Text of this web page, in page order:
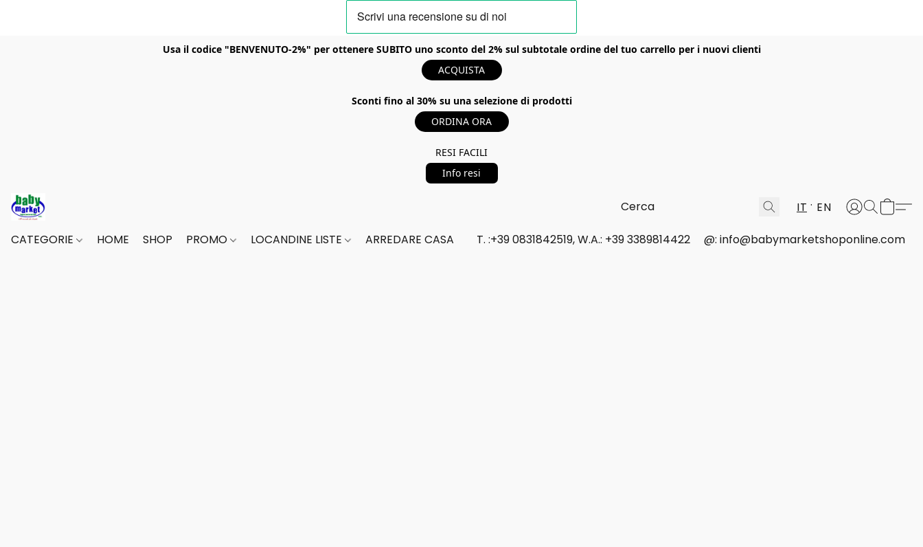
Usa il codice "BENVENUTO-2%" per ottenere SUBITO uno sconto del 2% sul subtotale ordine del tuo carrello per i nuovi clienti
ACQUISTA
Sconti fino al 30% su una selezione di prodotti
ORDINA ORA
RESI FACILI
Info resi
IT EN
CATEGORIE HOME SHOP PROMO LOCANDINE LISTE ARREDARE CASA T. :+39 0831842519, W.A.: +39 3389814422 @: info@babymarketshoponline.com